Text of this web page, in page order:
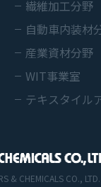
繊維加工分野
自動車内装材
産業資材分野
WIT事業室
テキスタイル
& CHEMICALS CO.,